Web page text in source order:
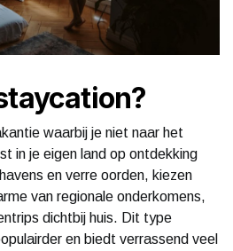
waarbij je niet naar het
in je eigen land op ontdekking
en verre oorden, kiezen
van regionale onderkomens,
dichtbij huis. Dit type
en biedt verrassend veel